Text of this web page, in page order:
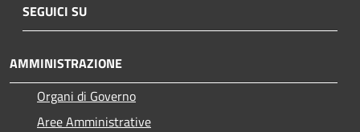
SEGUICI SU
AMMINISTRAZIONE
Organi di Governo
Aree Amministrative